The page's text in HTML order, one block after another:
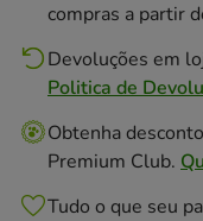
compras a partir
Devoluções em
Politica de
Obtenha
Premium Club.
Tudo o que seu